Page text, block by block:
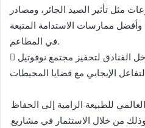
مثل تأثير الصيد الجائر، ومصادر
وأفضل ممارسات الاستدامة المتبعة
في المطاعم.
 تنظيم أنشطة ترفيهية تعليمية داخل الفنادق لتحفيز مجتمع نوفوتيل
للطبيعة الرامية إلى الحفاظ
وذلك من خلال الاستثمار في مشاريع